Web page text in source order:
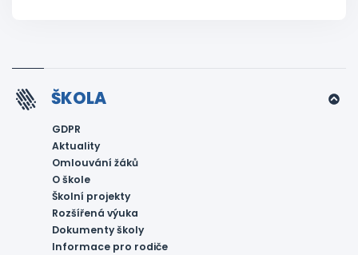
ŠKOLA
GDPR
Aktuality
Omlouvání žáků
O škole
Školní projekty
Rozšířená výuka
Dokumenty školy
Informace pro rodiče